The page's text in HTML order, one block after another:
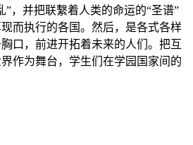
”，并把联繫着人类的命运的“圣谱”
而执行的各国。然后，是各式各样
口，前进开拓着未来的人们。把互
作为舞台，学生们在学园国家间的